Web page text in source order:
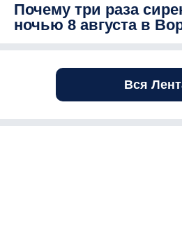
Почему три раза
ночью 8 августа в
Вся